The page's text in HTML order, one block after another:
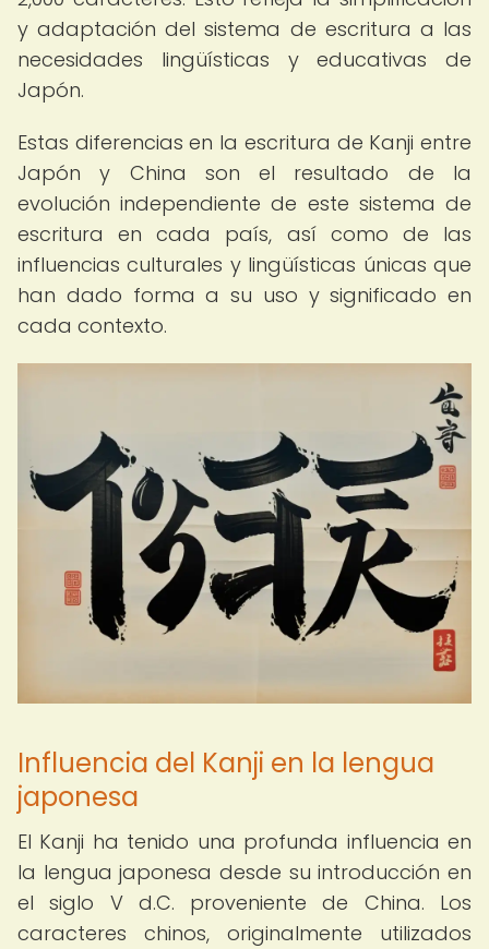
y adaptación del sistema de escritura a las
necesidades lingüísticas y educativas de
Japón.
Estas diferencias en la escritura de Kanji entre
Japón y China son el resultado de la
evolución independiente de este sistema de
escritura en cada país, así como de las
influencias culturales y lingüísticas únicas que
han dado forma a su uso y significado en
cada contexto.
Influencia del Kanji en la lengua
japonesa
El Kanji ha tenido una profunda influencia en
la lengua japonesa desde su introducción en
el siglo V d.C. proveniente de China. Los
caracteres chinos, originalmente utilizados